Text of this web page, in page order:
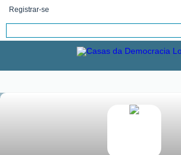
Registrar-se